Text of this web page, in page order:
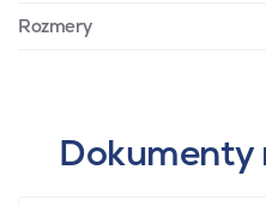
Rozmery
Dokumenty